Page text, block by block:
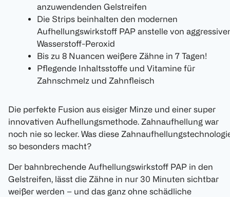
anzuwendenden Gelstreifen
Die Strips beinhalten den modernen
Aufhellungswirkstoff PAP anstelle von
Wasserstoff-Peroxid
Bis zu 8 Nuancen weißere Zähne in 7 Tagen!
Pflegende Inhaltsstoffe und Vitamine für
Zahnschmelz und Zahnfleisch
Die perfekte Fusion aus eisiger Minze und einer super
innovativen Aufhellungsmethode. Zahnaufhellung war
noch nie so lecker. Was diese
so besonders macht?
Der bahnbrechende Aufhellungswirkstoff PAP in den
Gelstreifen, lässt die Zähne in nur 30 Minuten sichtbar
weißer werden – und das ganz ohne schädliche